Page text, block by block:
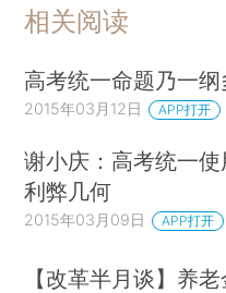
相关阅读
高考统一命题乃一
2015年03月12日 APP打开
谢小庆：高考统一
利弊几何
2015年03月09日 APP打开
【改革半月谈】养